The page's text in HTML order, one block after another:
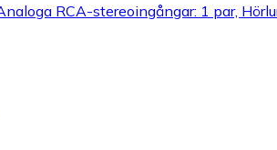
RCA-stereoingångar: 1 par,